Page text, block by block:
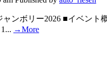
ンボリー2026 ■イベント概
→More